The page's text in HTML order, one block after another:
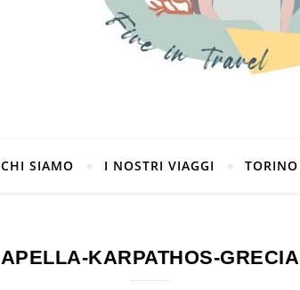
CHI SIAMO I NOSTRI VIAGGI TORINO
APELLA-KARPATHOS-GRECIA